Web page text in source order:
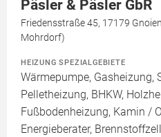
Päsler & Päsler GbR
Friedensstraße 45, 17179
Mohrdorf)
HEIZUNG SPEZIALGEBIETE
Wärmepumpe, Gasheizung,
Pelletheizung, BHKW,
Fußbodenheizung, Kamin /
Energieberater,